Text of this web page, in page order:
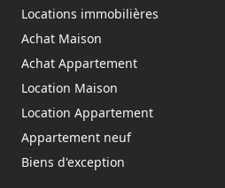
Locations immobilières
Achat Maison
Achat Appartement
Location Maison
Location Appartement
Appartement neuf
Biens d'exception